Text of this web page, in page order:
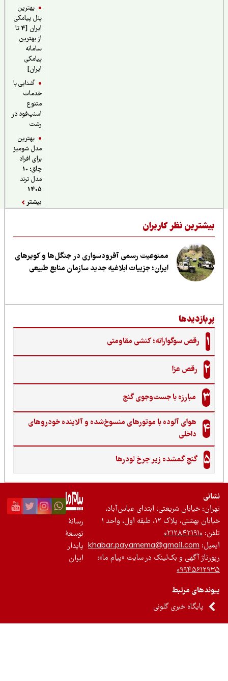
بهترین
پنل پیامکی
ایران [4 تا
از بهترین
سامانه
پیامکی
آشنایی با
خدمات
اسنپ‌فود در
بهترین
مدل شومیز
برای افراد
چاق؛ 10
مدل ترند
نظر کاربران
ممنوعیت رسمی آفرودسواری در جنگل‌ها و کویرهای
ایران؛ جزییات ابلاغیه جدید سازمان منابع طبیعی
رقص سوگوارانه؛ کنشی مقاومتی
رقص عزا
مبارزه با جست‌وجوی گنج‌
هوای آلوده با موتورهای منسوخ‌شده و آلاینده خودروهای
داخلی
گنجِ گمشده زیر چرخ لودرها
خیابان شریعتی، ابتدای عباس‌آباد،
بهشتی، پلاک ۱۲، طبقه اول، واحد ۱
۰۲۱۲۸۴۲۱۹۱۰
khabar.payamema@gmail.com
آگهی و بک‌لینک در سایت «پیام ما»:
مرتبط
پایگاه خبری گلونی
توسعۀ
پایدار
ایران